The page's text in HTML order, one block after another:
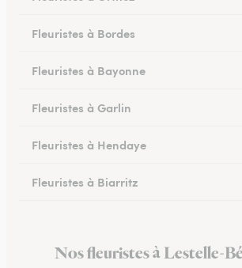
Fleuristes à Bordes
Fleuristes à Bayonne
Fleuristes à Garlin
Fleuristes à Hendaye
Fleuristes à Biarritz
Fleuristes à Ustaritz
Nos fleuristes à Lestelle-